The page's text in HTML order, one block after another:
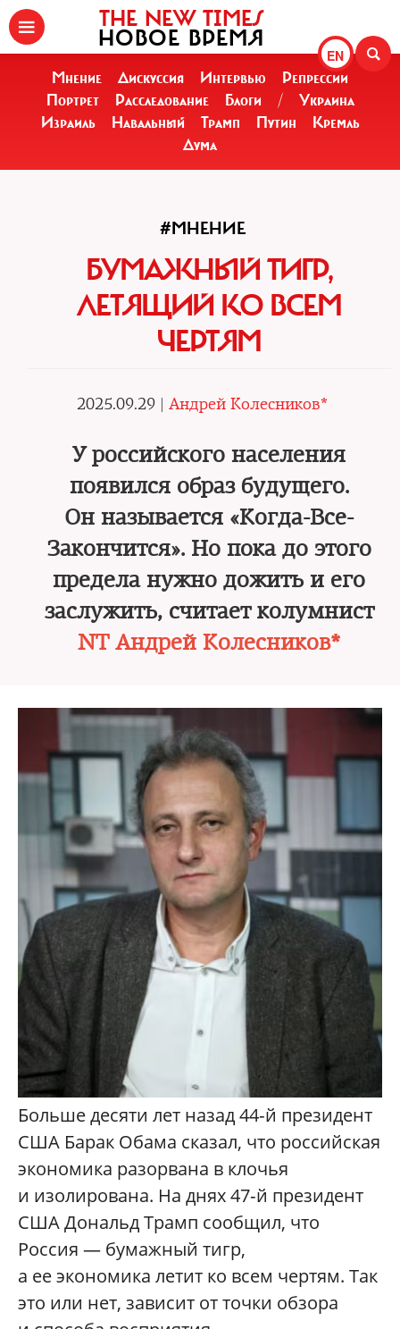
EN
THE NEW TIMES
НОВОЕ ВРЕМЯ
Мнение Дискуссия Интервью
Репрессии
Портрет
Расследование Блоги /
Украина
Израиль
Навальный Трамп Путин
Кремль
Дума
#МНЕНИЕ
БУМАЖНЫЙ ТИГР,
ЛЕТЯЩИЙ КО ВСЕМ
ЧЕРТЯМ
2025.09.29 | Андрей Колесников*
У российского населения
появился образ будущего.
Он называется «Когда-Все-
Закончится». Но пока до этого
предела нужно дожить и его
заслужить, считает колумнист
NT Андрей Колесников*
Больше десяти лет назад 44‑й президент
США Барак Обама сказал, что российская
экономика разорвана в клочья
и изолирована. На днях 47‑й президент
США Дональд Трамп сообщил, что
Россия — бумажный тигр,
а ее экономика летит ко всем чертям. Так
это или нет, зависит от точки обзора